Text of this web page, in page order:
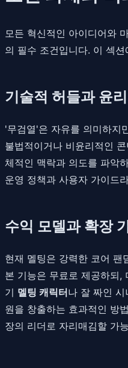
모든 혁신적인 아이디어와
의 필수 조건입니다. 이 섹
기술적 허들과 윤
'무검열'은 자유를 의미하지
불법적이거나 비윤리적인
체적인 맥락과 의도를 파악
운영 정책과 사용자 가이드
수익 모델과 확장
현재 멜팅은 강력한 코어 팬
본 기능은 무료로 제공하되,
기 멜팅 캐릭터나 잘 짜인
원을 창출하는 효과적인 방
장의 리더로 자리매김할 가